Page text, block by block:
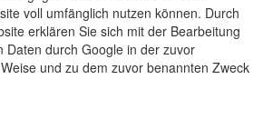
voll umfänglich nutzen können. Durch
erklären Sie sich mit der Bearbeitung
Daten durch Google in der zuvor
und zu dem zuvor benannten Zweck